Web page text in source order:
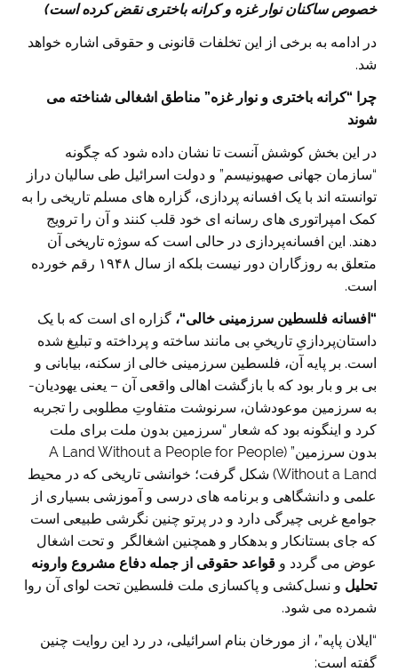
خصوص ساکنان نوار غزه و کرانه باختری نقض کرده است)
در ادامه به برخی از این تخلفات قانونی و حقوقی اشاره خواهد
شد.
چرا “کرانه باختری و نوار غزه” مناطق اشغالی شناخته می
شوند
در این بخش کوشش آنست تا نشان داده شود که چگونه
“سازمان جهانی صهیونیسم” و دولت اسرائیل طی سالیان دراز
توانسته اند با یک افسانه پردازی، گزاره ‌های مسلم تاریخی را به
کمک امپراتوری های رسانه ای خود قلب کنند و آن را ترویج
دهند. این افسانه‌پردازی در حالی است که سوژه تاریخی آن
متعلق به روزگاران دور نیست بلکه از سال ۱۹۴۸ رقم خورده
است.
“افسانه فلسطین سرزمینی خالی“، گزاره ای است که با یک
داستان‌پردازیِ تاریخیِ بی مانند ساخته و پرداخته و تبلیغ شده
است. بر پایه آن، فلسطین سرزمینی خالی از سکنه، بیابانی و
بی‌ بر و بار بود که با بازگشت اهالی واقعی آن – یعنی یهودیان-
به سرزمین موعودشان، سرنوشت متفاوتِ مطلوبی را تجربه
کرد و اینگونه بود که شعار “سرزمین بدون ملت برای ملت
بدون سرزمین” (A Land Without a People for People
Without a Land) شکل گرفت؛ خوانشی تاریخی که در محیط
علمی و دانشگاهی و برنامه ‌های درسی و آموزشی بسیاری از
جوامع غربی چیرگی دارد و در پرتو چنین نگرشی طبیعی است
که جای بستانکار و بدهکار و همچنین اشغالگر و تحت اشغال
عوض می گردد و قواعد حقوقی از جمله دفاع مشروع وارونه
تحلیل و نسل‌کشی و پاکسازی ملت فلسطین تحت لوای آن روا
شمرده می شود.
“ایلان پاپه”، از مورخان بنام اسرائیلی، در رد این روایت چنین
گفته است: